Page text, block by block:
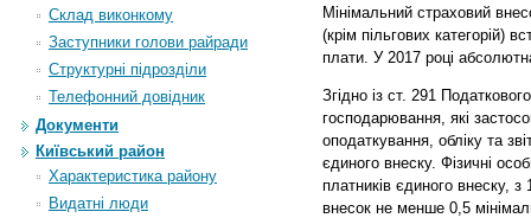
Склад виконкому
Заступники голови райради
Структурні підрозділи
Телефонний довідник
Документи
Київський район
Характеристика району
Видатні люди
Мінімальний страховий
(крім пільгових категорій)
плати. У 2017 році
Згідно із ст. 291
господарювання, які
оподаткування, обліку та
єдиного внеску. Фізичні
платників єдиного внеску,
внесок не менше 0,5